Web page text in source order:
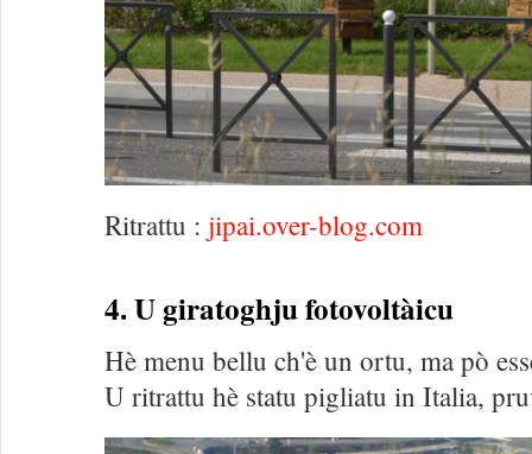
Ritrattu : jipai.over-blog.com
4. U giratoghju fotovoltàicu
Hè menu bellu ch'è un ortu, ma pò
U ritrattu hè statu pigliatu in Italia,